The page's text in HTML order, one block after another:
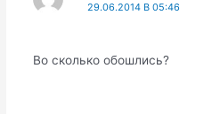
29.06.2014 В 05:46
Во сколько обошлись?